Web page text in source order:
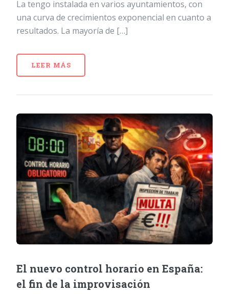
La tengo instalada en varios ayuntamientos, con
una curva de crecimientos exponencial en cuanto a
resultados. La mayoría de […]
LEER MÁS
El nuevo control horario en España:
el fin de la improvisación